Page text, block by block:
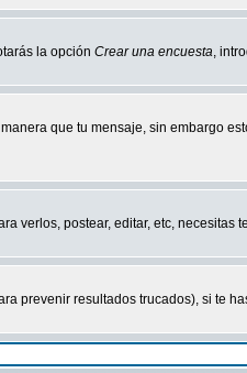
la opción Crear una encuesta,
que tu mensaje, sin embargo
verlos, postear, editar, etc,
prevenir resultados trucados), si te